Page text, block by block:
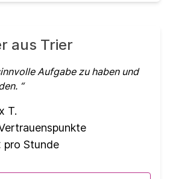
aus Trier
Aufgabe zu haben und
T.
pro Stunde